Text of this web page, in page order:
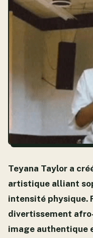
Teyana Taylor a
artistique alliant
intensité physique.
divertissement
image authentique